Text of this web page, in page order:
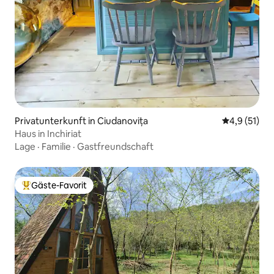
Privatunterkunft in Ciudanovița
4,9 (51)
Haus in Inchiriat
Lage · Familie · Gastfreundschaft
Beliebter Gäste-Favorit.
Gäste-Favorit